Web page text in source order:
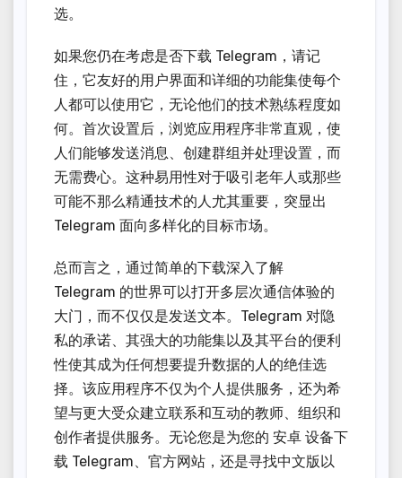
选。
如果您仍在考虑是否下载 Telegram，请记
住，它友好的用户界面和详细的功能集使每个
人都可以使用它，无论他们的技术熟练程度如
何。首次设置后，浏览应用程序非常直观，使
人们能够发送消息、创建群组并处理设置，而
无需费心。这种易用性对于吸引老年人或那些
可能不那么精通技术的人尤其重要，突显出
Telegram 面向多样化的目标市场。
总而言之，通过简单的下载深入了解
Telegram 的世界可以打开多层次通信体验的
大门，而不仅仅是发送文本。Telegram 对隐
私的承诺、其强大的功能集以及其平台的便利
性使其成为任何想要提升数据的人的绝佳选
择。该应用程序不仅为个人提供服务，还为希
望与更大受众建立联系和互动的教师、组织和
创作者提供服务。无论您是为您的 安卓 设备下
载 Telegram、官方网站，还是寻找中文版以